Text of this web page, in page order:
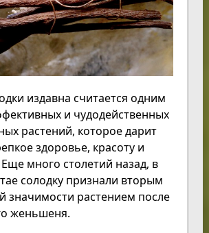
издавна считается одним
и чудодейственных
растений, которое дарит
здоровье, красоту и
много столетий назад, в
солодку признали вторым
значимости растением после
женьшеня.